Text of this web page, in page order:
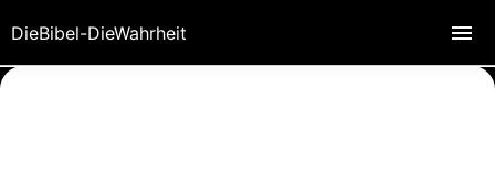
DieBibel-DieWahrheit